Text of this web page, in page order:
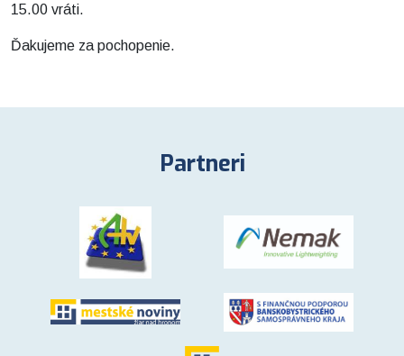
15.00 vráti.
Ďakujeme za pochopenie.
Partneri